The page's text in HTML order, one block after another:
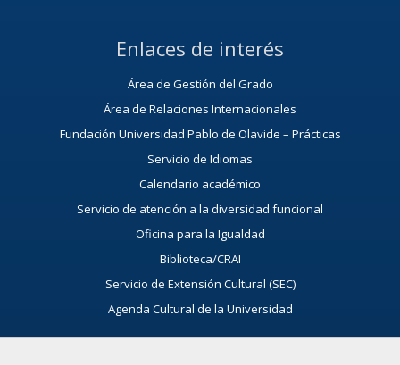
Enlaces de interés
Área de Gestión del Grado
Área de Relaciones Internacionales
Fundación Universidad Pablo de Olavide – Prácticas
Servicio de Idiomas
Calendario académico
Servicio de atención a la diversidad funcional
Oficina para la Igualdad
Biblioteca/CRAI
Servicio de Extensión Cultural (SEC)
Agenda Cultural de la Universidad